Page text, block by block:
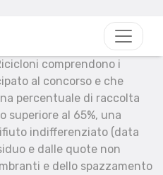
comprendono i
al concorso e che
percentuale di raccolta
superiore al 65%, una
indifferenziato (data
e dalle quote non
e dello spazzamento